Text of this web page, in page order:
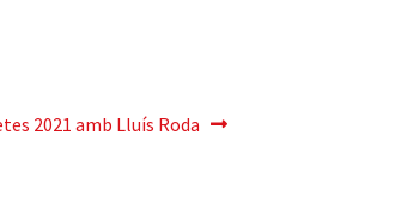
2021 amb Lluís Roda